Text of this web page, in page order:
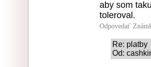
aby som
toleroval.
Odpovedať
Re: platby
Od: